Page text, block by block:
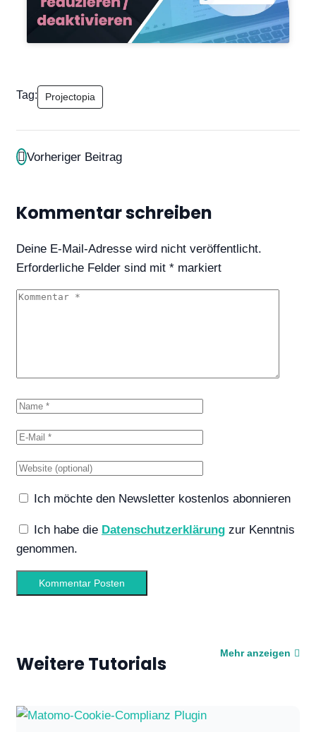
Tag: Projectopia
Vorheriger Beitrag
Kommentar schreiben
Deine E-Mail-Adresse wird nicht veröffentlicht.
Erforderliche Felder sind mit * markiert
Ich möchte den Newsletter kostenlos abonnieren
Ich habe die Datenschutzerklärung zur Kenntnis
genommen.
Weitere Tutorials Mehr anzeigen